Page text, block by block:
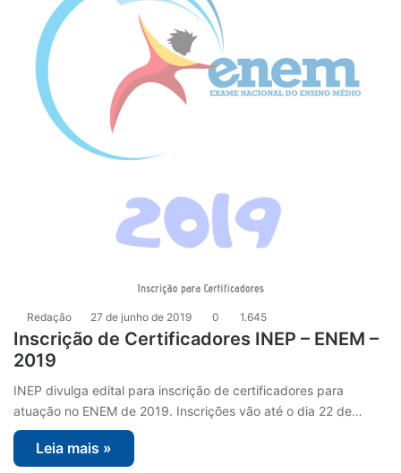
Redação 27 de junho de 2019 0 1.645
Inscrição de Certificadores INEP – ENEM –
2019
INEP divulga edital para inscrição de certificadores para
atuação no ENEM de 2019. Inscrições vão até o dia 22 de…
Leia mais »